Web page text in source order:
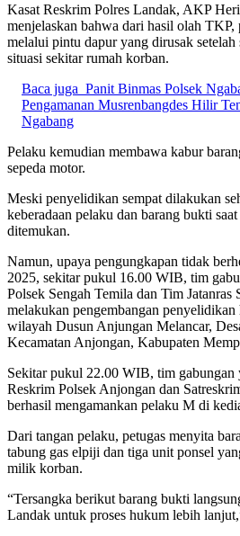
Kasat Reskrim Polres Landak, AKP
menjelaskan bahwa dari hasil olah TKP,
melalui pintu dapur yang dirusak setelah
situasi sekitar rumah korban.
Baca juga Panit Binmas Polsek
Pengamanan Musrenbangdes Hilir
Ngabang
Pelaku kemudian membawa kabur
sepeda motor.
Meski penyelidikan sempat dilakukan
keberadaan pelaku dan barang bukti
ditemukan.
Namun, upaya pengungkapan tidak
2025, sekitar pukul 16.00 WIB, tim
Polsek Sengah Temila dan Tim Jatanras
melakukan pengembangan penyelidikan
wilayah Dusun Anjungan Melancar,
Kecamatan Anjongan, Kabupaten
Sekitar pukul 22.00 WIB, tim
Reskrim Polsek Anjongan dan
berhasil mengamankan pelaku M di
Dari tangan pelaku, petugas menyita
tabung gas elpiji dan tiga unit ponsel
milik korban.
“Tersangka berikut barang bukti
Landak untuk proses hukum lebih